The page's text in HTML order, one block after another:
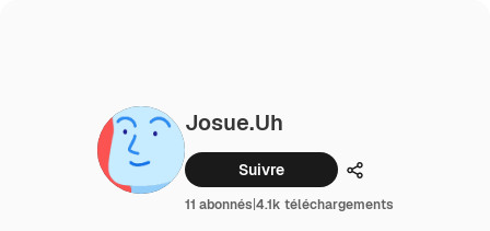
Josue.uh
Suivre Partager
11 abonnés|4.1k téléchargements